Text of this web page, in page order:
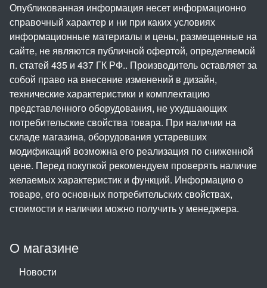
О магазине
Новости
Опубликованная информация несет информационно
справочный характер и ни при каких условиях
информационные материалы и цены, размещенные на
сайте, не являются публичной офертой, определяемой
п. статей 435 и 437 ГК РФ.. Производитель оставляет за
собой право на внесение изменений в дизайн,
технические характеристики и комплектацию
представленного оборудования, не ухудшающих
потребительские свойства товара. При наличии на
складе магазина, оборудования устаревших
модификаций возможна его реализация по сниженной
цене. Перед покупкой рекомендуем проверять наличие
желаемых характеристик и функций. Информацию о
товаре, его основных потребительских свойствах,
стоимости и наличии можно получить у менеджера.